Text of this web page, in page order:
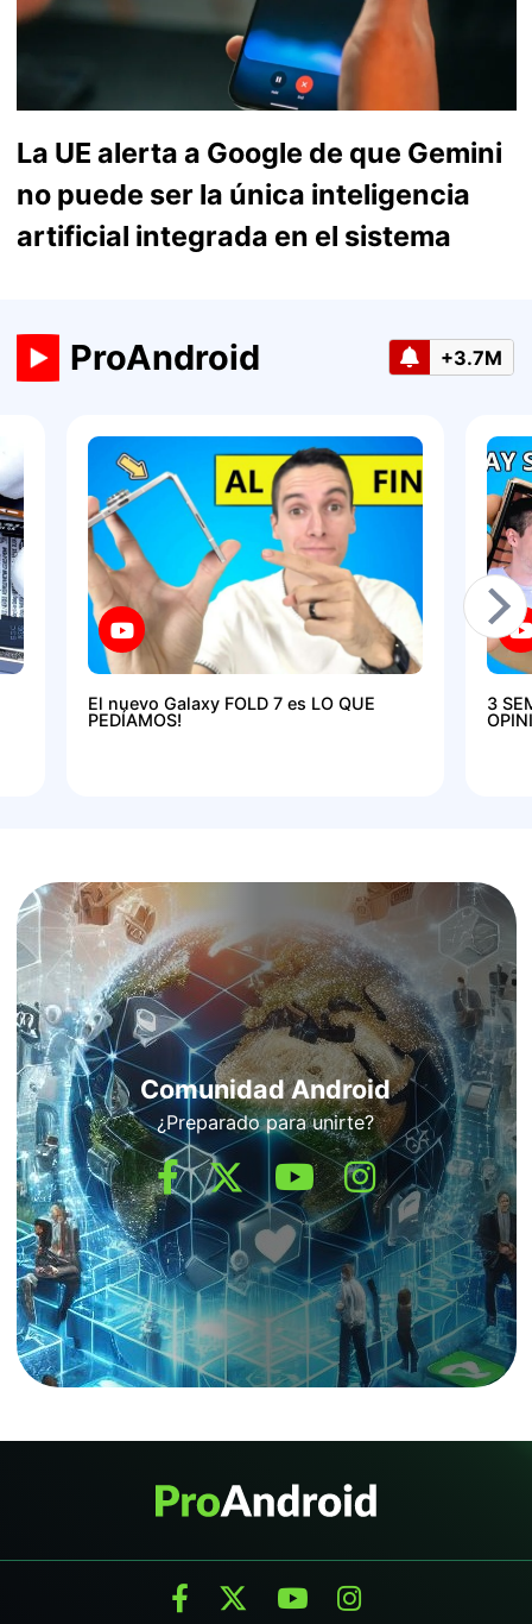
La UE alerta a Google de que Gemini
no puede ser la única inteligencia
artificial integrada en el sistema
ProAndroid +3.7M
El nuevo Galaxy FOLD 7 es LO QUE
PEDÍAMOS!
3
Comunidad Android
¿Preparado para unirte?